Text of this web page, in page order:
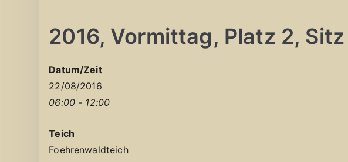
2016, Vormittag, Platz 2, Sitz
Datum/Zeit
22/08/2016
06:00 - 12:00
Teich
Foehrenwaldteich